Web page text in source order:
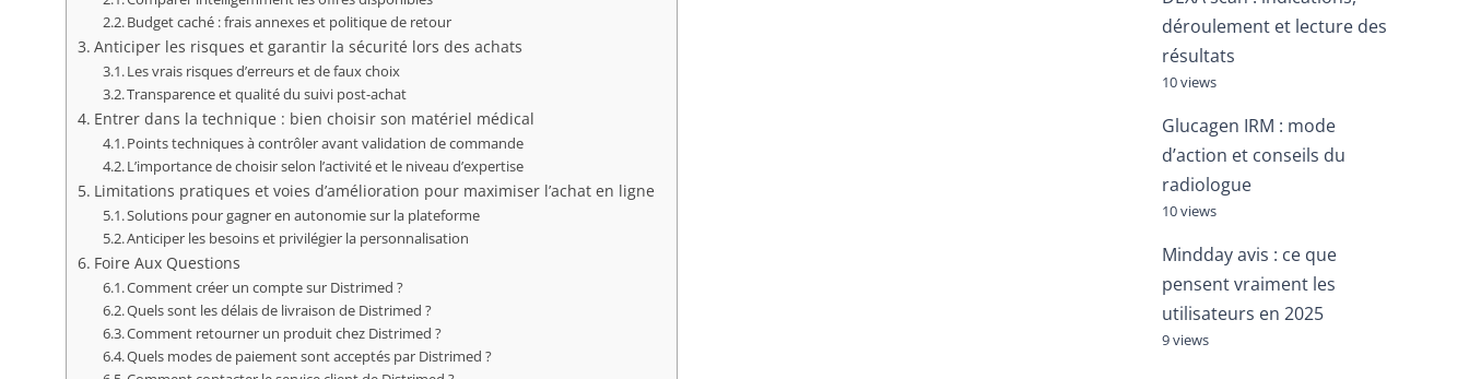
Budget caché : frais annexes et politique de retour
Anticiper les risques et garantir la sécurité lors des achats
Les vrais risques d’erreurs et de faux choix
Transparence et qualité du suivi post-achat
Entrer dans la technique : bien choisir son matériel médical
Points techniques à contrôler avant validation de commande
L’importance de choisir selon l’activité et le niveau d’expertise
Limitations pratiques et voies d’amélioration pour maximiser l’achat en ligne
Solutions pour gagner en autonomie sur la plateforme
Anticiper les besoins et privilégier la personnalisation
Foire Aux Questions
Comment créer un compte sur Distrimed ?
Quels sont les délais de livraison de Distrimed ?
Comment retourner un produit chez Distrimed ?
Quels modes de paiement sont acceptés par Distrimed ?
déroulement et lecture des
résultats
10 views
Glucagen IRM : mode
d’action et conseils du
radiologue
10 views
Mindday avis : ce que
pensent vraiment les
utilisateurs en 2025
9 views